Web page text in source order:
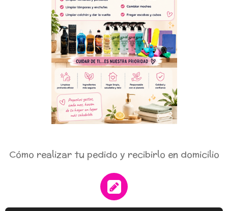
Cómo realizar tu pedido y recibirlo en domicilio